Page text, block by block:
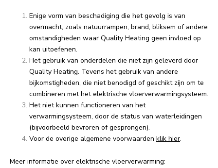
Enige vorm van beschadiging die het gevolg is van
overmacht, zoals natuurrampen, brand, bliksem of andere
omstandigheden waar Quality Heating geen invloed op
kan uitoefenen.
Het gebruik van onderdelen die niet zijn geleverd door
Quality Heating. Tevens het gebruik van andere
bijkomstigheden, die niet benodigd of geschikt zijn om te
combineren met het elektrische vloerverwarmingsysteem.
Het niet kunnen functioneren van het
verwarmingsysteem, door de status van waterleidingen
(bijvoorbeeld bevroren of gesprongen).
Voor de overige algemene voorwaarden klik hier.
Meer informatie over elektrische vloerverwarming: